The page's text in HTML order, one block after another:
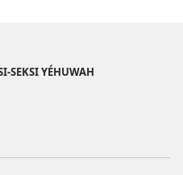
SEKSI YÉHUWAH